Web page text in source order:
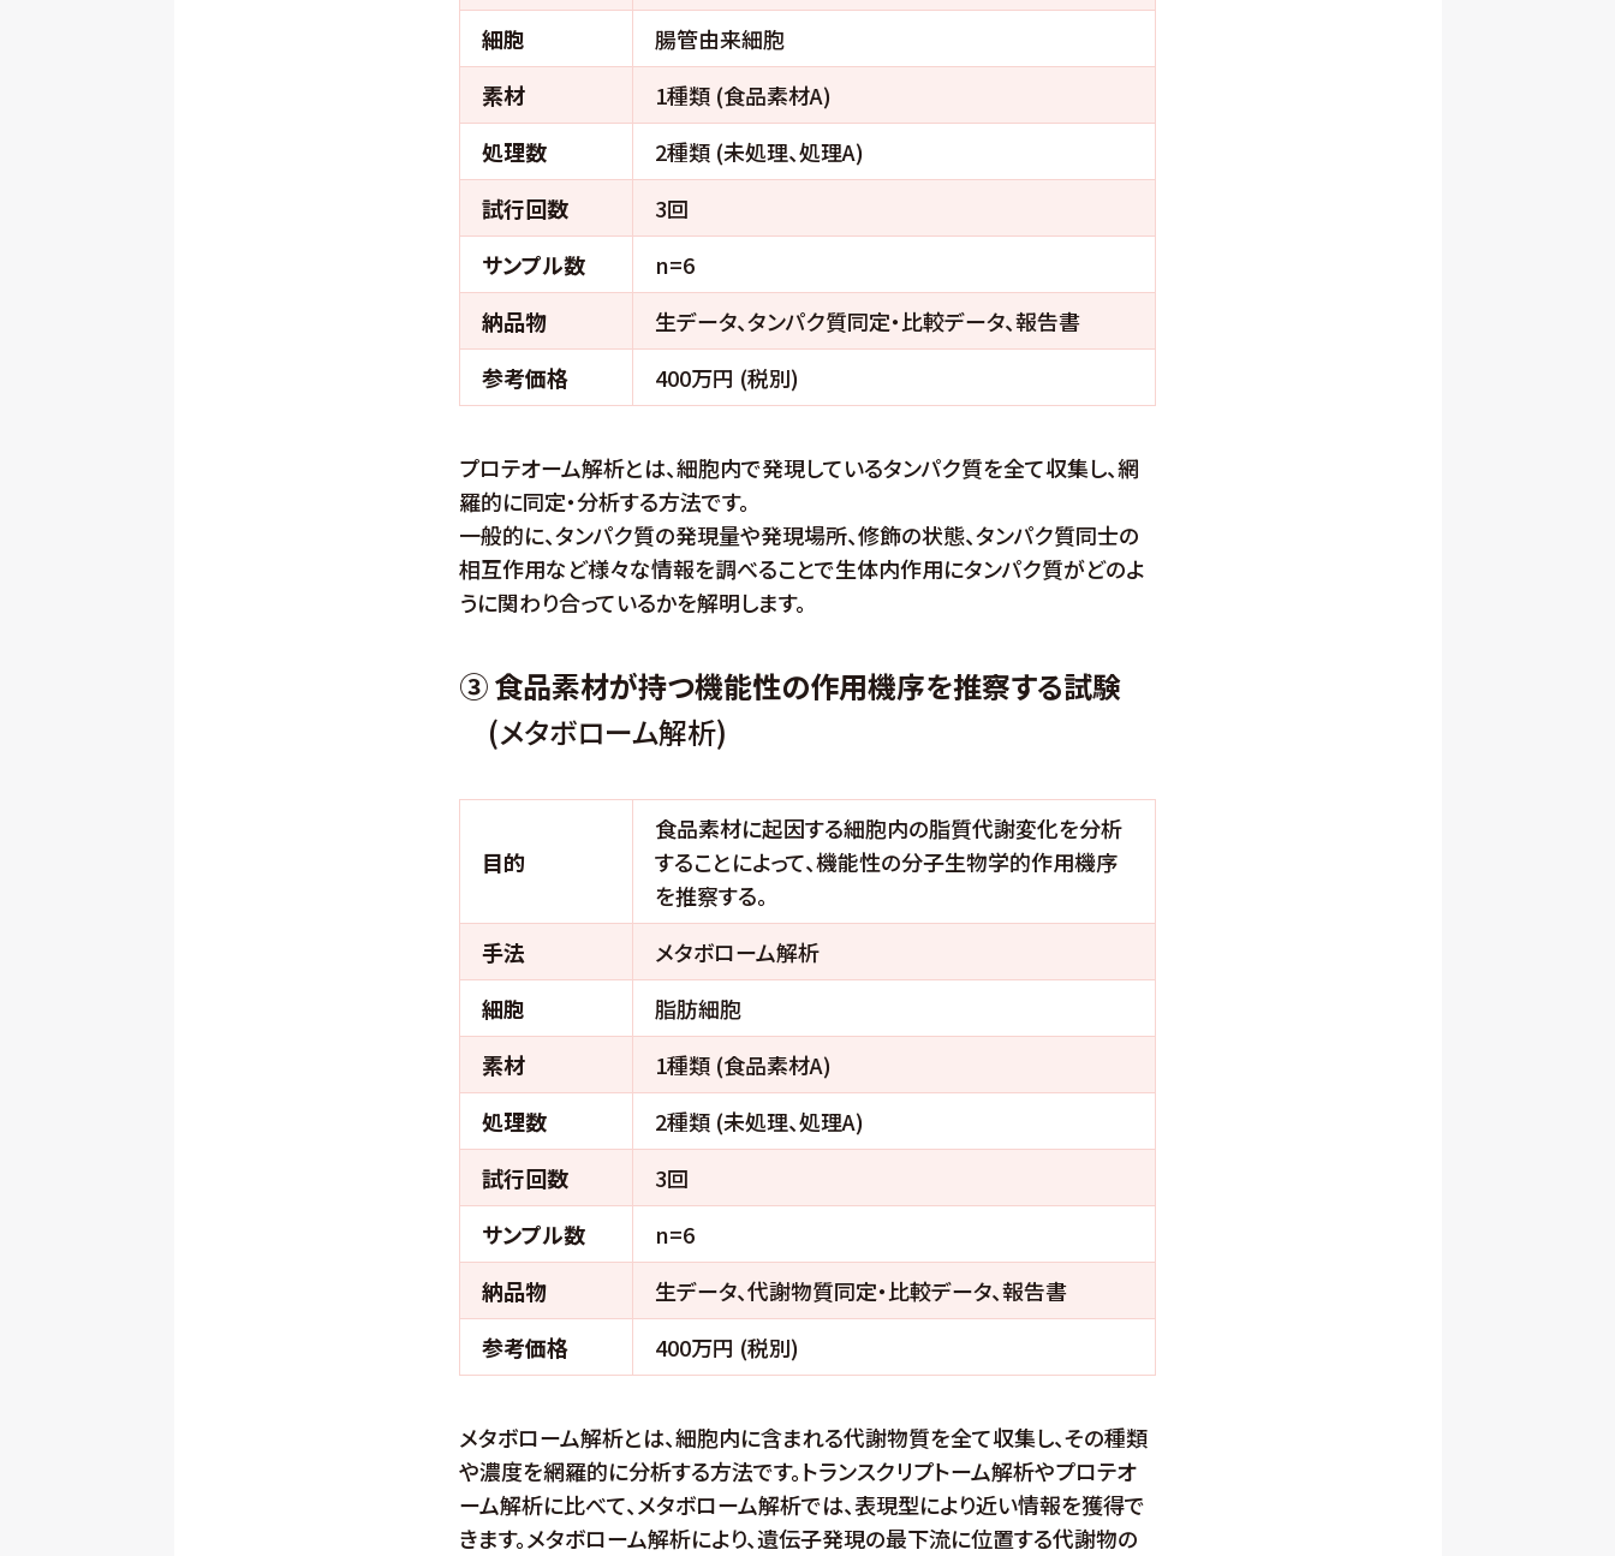
細胞
腸管由来細胞
素材
1種類 (食品素材A)
処理数
2種類 (未処理、処理A)
試行回数
3回
サンプル数
n=6
納品物
生データ、タンパク質同定・比較データ、報告書
参考価格
400万円 (税別)
プロテオーム解析とは、細胞内で発現しているタンパク質を全て収集し、網
羅的に同定・分析する方法です。
一般的に、タンパク質の発現量や発現場所、修飾の状態、タンパク質同士の
相互作用など様々な情報を調べることで生体内作用にタンパク質がどのよ
うに関わり合っているかを解明します。
③ 食品素材が持つ機能性の作用機序を推察する試験
(メタボローム解析)
目的
食品素材に起因する細胞内の脂質代謝変化を分析
することによって、機能性の分子生物学的作用機序
を推察する。
手法
メタボローム解析
細胞
脂肪細胞
素材
1種類 (食品素材A)
処理数
2種類 (未処理、処理A)
試行回数
3回
サンプル数
n=6
納品物
生データ、代謝物質同定・比較データ、報告書
参考価格
400万円 (税別)
メタボローム解析とは、細胞内に含まれる代謝物質を全て収集し、その種類
や濃度を網羅的に分析する方法です。トランスクリプトーム解析やプロテオ
ーム解析に比べて、メタボローム解析では、表現型により近い情報を獲得で
きます。メタボローム解析により、遺伝子発現の最下流に位置する代謝物の